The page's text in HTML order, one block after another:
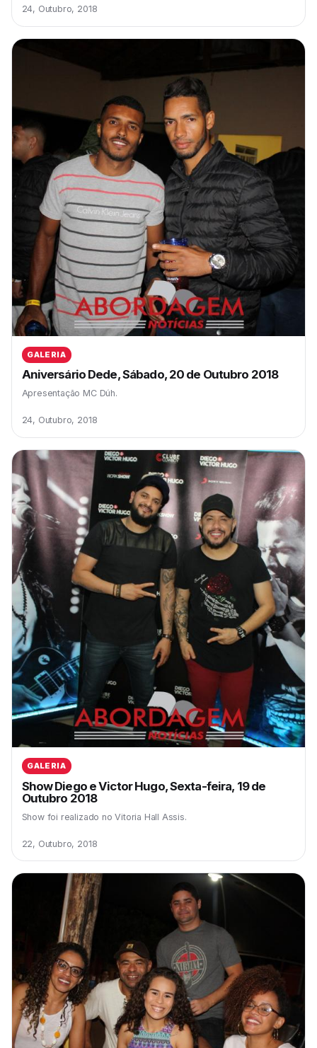
24, Outubro, 2018
GALERIA
Aniversário Dede, Sábado, 20 de Outubro 2018
Apresentação MC Dúh.
24, Outubro, 2018
GALERIA
Show Diego e Victor Hugo, Sexta-feira, 19 de
Outubro 2018
Show foi realizado no Vitoria Hall Assis.
22, Outubro, 2018